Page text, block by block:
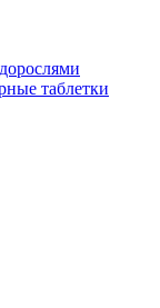
таблетки